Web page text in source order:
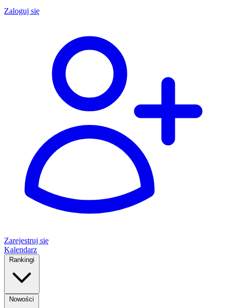
Zaloguj się
Zarejestruj się
Kalendarz
Rankingi
Nowości